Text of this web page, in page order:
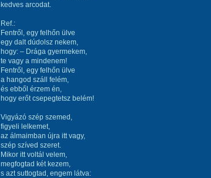
kedves arcodat.
Ref.:
Fentről, egy felhőn ülve
egy dalt dúdolsz nekem,
hogy: – Drága gyermekem,
te vagy a mindenem!
Fentről, egy felhőn ülve
a hangod száll felém,
és ebből érzem én,
hogy erőt csepegtetsz belém!
Vigyázó szép szemed,
figyeli lelkemet,
az álmaimban újra itt vagy,
szép szíved szeret.
Mikor itt voltál velem,
megfogtad két kezem,
s azt suttogtad, engem látva: